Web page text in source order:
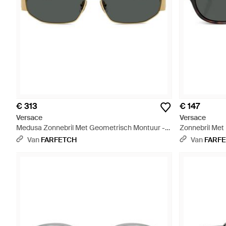
€ 313
Versace
Medusa Zonnebril Met Geometrisch Montuur -
GrijsVan FARFETCH
€ 147
Versace
Zonnebril Met
Van